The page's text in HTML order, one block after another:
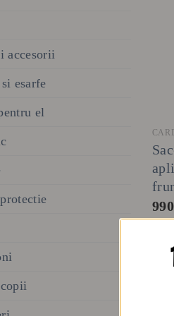
accesorii
esarfe
el